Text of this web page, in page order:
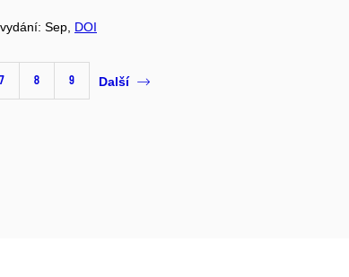
Sep, DOI
7 8 9 Další